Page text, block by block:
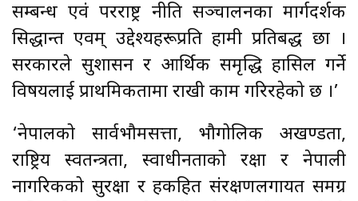
सम्बन्ध एवं परराष्ट्र नीति सञ्चालनका मार्गदर्शक
सिद्धान्त एवम् उद्देश्यहरूप्रति हामी प्रतिबद्ध छौँ ।
सरकारले सुशासन र आर्थिक समृद्धि हासिल गर्ने
विषयलाई प्राथमिकतामा राखी काम गरिरहेको छ ।’
‘नेपालको सार्वभौमसत्ता, भौगोलिक अखण्डता,
राष्ट्रिय स्वतन्त्रता, स्वाधीनताको रक्षा र नेपाली
नागरिकको सुरक्षा र हकहित संरक्षणलगायत समग्र